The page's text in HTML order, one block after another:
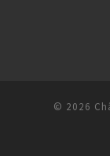
© 2026